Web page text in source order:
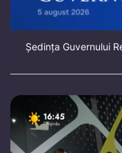
Ședința Guvernului